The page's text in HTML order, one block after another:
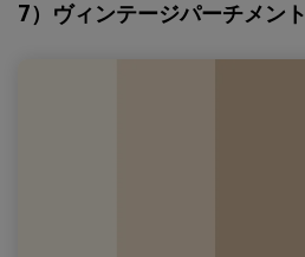
7）ヴィンテージパーチメント